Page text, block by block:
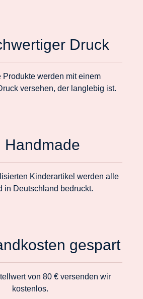
Druck
Produkte werden mit einem
versehen, der langlebig ist.
Kinderartikel werden alle
in Deutschland bedruckt.
gespart
von 80 € versenden wir
kostenlos.